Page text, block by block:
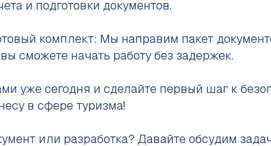
и подготовки документов.
комплект: Мы направим пакет
сможете начать работу без задержек.
уже сегодня и сделайте первый шаг к
в сфере туризма!
или разработка? Давайте обсудим